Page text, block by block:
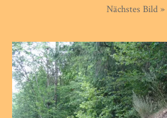
Nächstes Bild »